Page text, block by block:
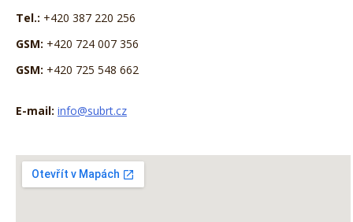
Tel.: +420 387 220 256
GSM: +420 724 007 356
GSM: +420 725 548 662
E-mail: info@subrt.cz